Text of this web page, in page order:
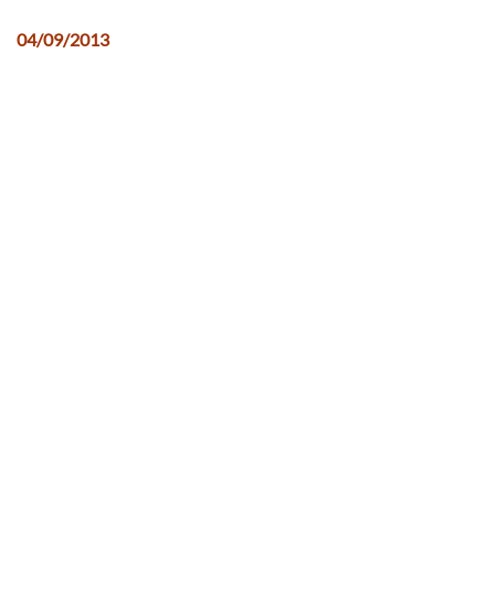
04/09/2013